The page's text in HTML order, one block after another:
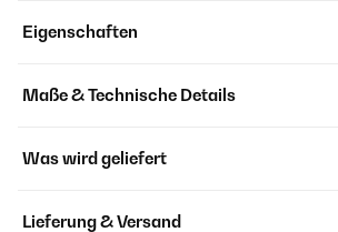
Eigenschaften
Maße & Technische Details
Was wird geliefert
Lieferung & Versand